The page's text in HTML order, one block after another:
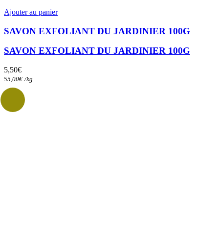
Ajouter au panier
SAVON EXFOLIANT DU JARDINIER 100G
SAVON EXFOLIANT DU JARDINIER 100G
5,50€
55,00€ /kg